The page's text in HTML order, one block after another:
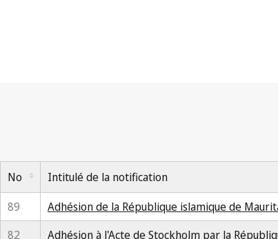
No Intitulé de la notification
89
Adhésion de la République islamique de
82
Adhésion à l'Acte de Stockholm par la